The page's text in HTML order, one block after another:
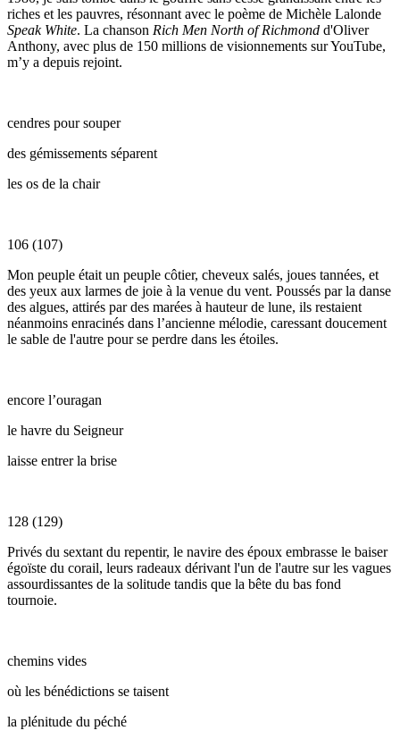
riches et les pauvres, résonnant avec le poème de Michèle Lalonde
Speak White. La chanson Rich Men North of Richmond d'Oliver
Anthony, avec plus de 150 millions de visionnements sur YouTube,
m’y a depuis rejoint.
cendres pour souper
des gémissements séparent
les os de la chair
106 (107)
Mon peuple était un peuple côtier, cheveux salés, joues tannées, et
des yeux aux larmes de joie à la venue du vent. Poussés par la danse
des algues, attirés par des marées à hauteur de lune, ils restaient
néanmoins enracinés dans l’ancienne mélodie, caressant doucement
le sable de l'autre pour se perdre dans les étoiles.
encore l’ouragan
le havre du Seigneur
laisse entrer la brise
128 (129)
Privés du sextant du repentir, le navire des époux embrasse le baiser
égoïste du corail, leurs radeaux dérivant l'un de l'autre sur les vagues
assourdissantes de la solitude tandis que la bête du bas fond
tournoie.
chemins vides
où les bénédictions se taisent
la plénitude du péché